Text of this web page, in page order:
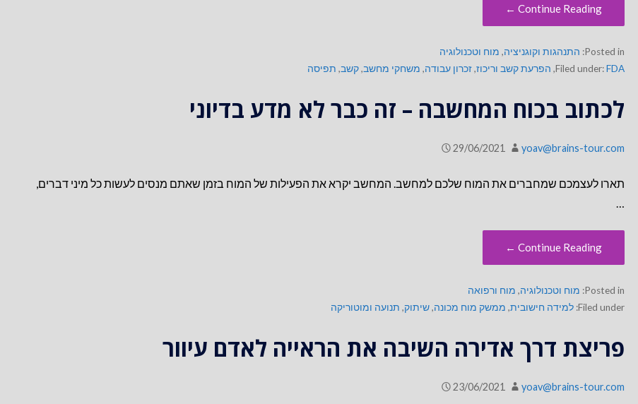
Continue Reading ←
Posted in: התנהגות וקוגניציה, מוח וטכנולוגיה
Filed under:FDA
, הפרעת קשב וריכוז,זכרון עבודה, משחקי מחשב,קשב, תפיסה
לכתוב בכוח המחשבה – זה כבר לא מדע בדיוני
29/06/2021 yoav@brains-tour.com
תארו לעצמכם שמחברים את המוח שלכם למחשב. המחשב יקרא את הפעילות של המוח בזמן שאתם מנסים לעשות כל מיני דברים,
Continue Reading ←
Posted in: מוח וטכנולוגיה, מוח ורפואה
Filed under: למידה חישובית, ממשק מוח מכונה,שיתוק, תנועה ומוטוריקה
פריצת דרך אדירה השיבה את הראייה לאדם עיוור
23/06/2021 yoav@brains-tour.com